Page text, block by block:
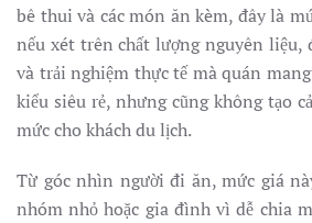
bê thui và các món ăn kèm, đây là
nếu xét trên chất lượng nguyên liệu,
và trải nghiệm thực tế mà quán
kiểu siêu rẻ, nhưng cũng không tạo
mức cho khách du lịch.
Từ góc nhìn người đi ăn, mức giá
nhóm nhỏ hoặc gia đình vì dễ chia